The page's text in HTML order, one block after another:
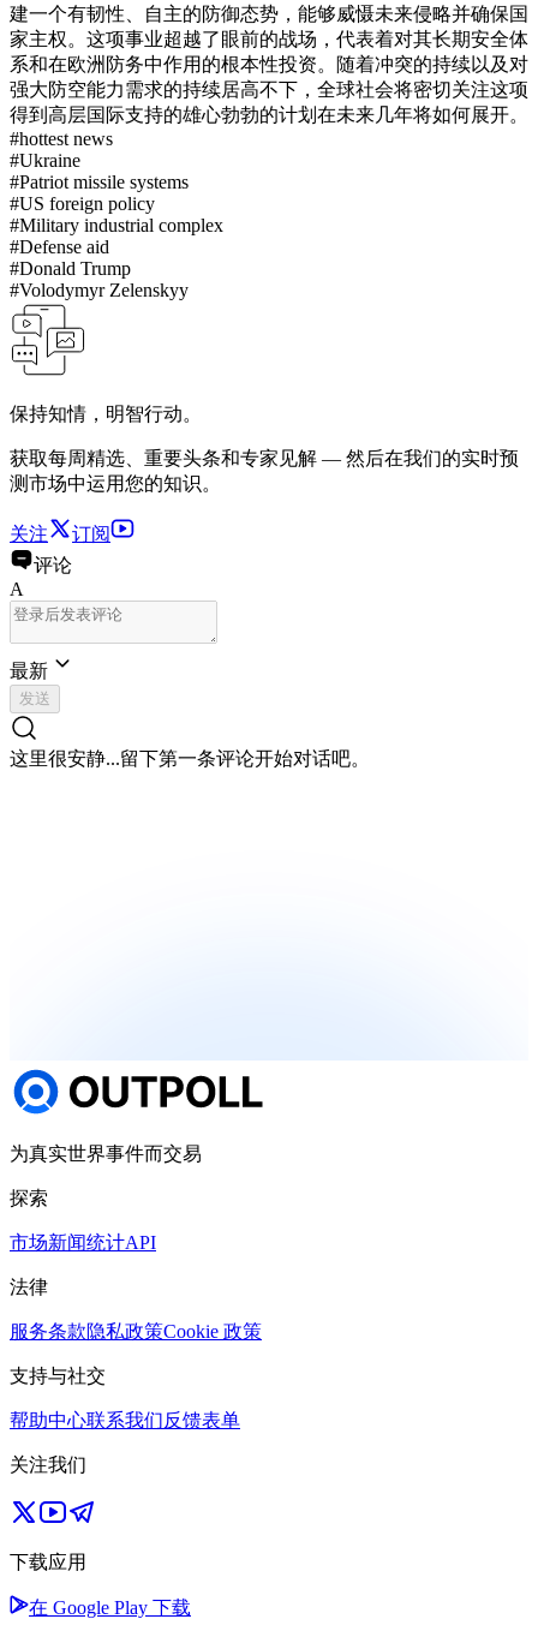
建一个有韧性、自主的防御态势，能够威慑未来侵略并确保国
家主权。这项事业超越了眼前的战场，代表着对其长期安全体
系和在欧洲防务中作用的根本性投资。随着冲突的持续以及对
强大防空能力需求的持续居高不下，全球社会将密切关注这项
得到高层国际支持的雄心勃勃的计划在未来几年将如何展开。
#hottest news
#Ukraine
#Patriot missile systems
#US foreign policy
#Military industrial complex
#Defense aid
#Donald Trump
#Volodymyr Zelenskyy
保持知情，明智行动。
获取每周精选、重要头条和专家见解 — 然后在我们的实时预
测市场中运用您的知识。
关注
订阅
评论
A
最新
发送
这里很安静...留下第一条评论开始对话吧。
为真实世界事件而交易
探索
市场新闻统计API
法律
服务条款隐私政策Cookie 政策
支持与社交
帮助中心联系我们反馈表单
关注我们
下载应用
在 Google Play 下载